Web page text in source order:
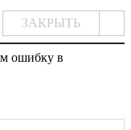
ЗАКРЫТЬ
ошибку в